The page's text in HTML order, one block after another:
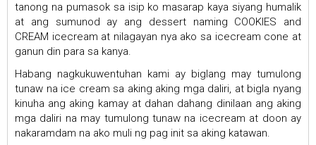
tanong na pumasok sa isip ko masarap kaya siyang humalik
at ang sumunod ay ang dessert naming COOKIES and
CREAM icecream at nilagayan nya ako sa icecream cone at
ganun din para sa kanya.
Habang nagkukuwentuhan kami ay biglang may tumulong
tunaw na ice cream sa aking aking mga daliri, at bigla nyang
kinuha ang aking kamay at dahan dahang dinilaan ang aking
mga daliri na may tumulong tunaw na icecream at doon ay
nakaramdam na ako muli ng pag init sa aking katawan.